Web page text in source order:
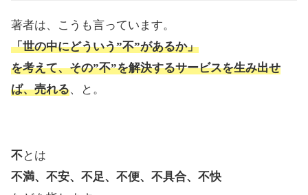
著者は、こうも言っています。
「世の中にどういう”不”があるか」
を考えて、その”不”を解決するサービスを生み出せ
ば、売れる、と。
不とは
不満、不安、不足、不便、不具合、不快